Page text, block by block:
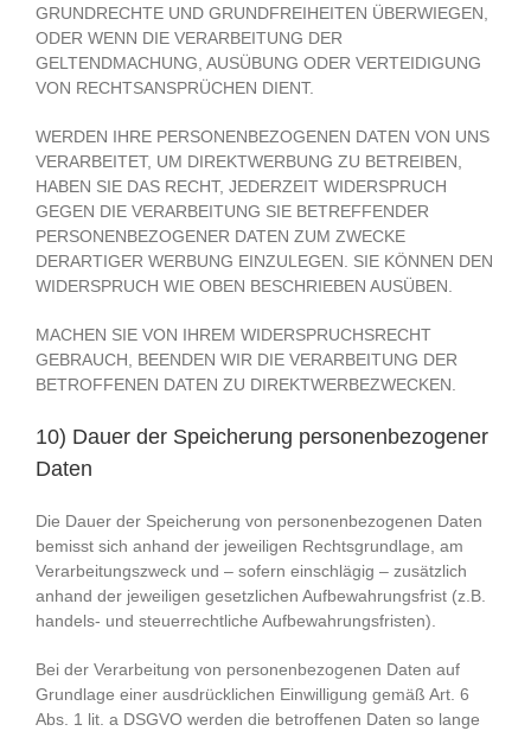
GRUNDRECHTE UND GRUNDFREIHEITEN ÜBERWIEGEN,
ODER WENN DIE VERARBEITUNG DER
GELTENDMACHUNG, AUSÜBUNG ODER VERTEIDIGUNG
VON RECHTSANSPRÜCHEN DIENT.
WERDEN IHRE PERSONENBEZOGENEN DATEN VON UNS
VERARBEITET, UM DIREKTWERBUNG ZU BETREIBEN,
HABEN SIE DAS RECHT, JEDERZEIT WIDERSPRUCH
GEGEN DIE VERARBEITUNG SIE BETREFFENDER
PERSONENBEZOGENER DATEN ZUM ZWECKE
DERARTIGER WERBUNG EINZULEGEN. SIE KÖNNEN DEN
WIDERSPRUCH WIE OBEN BESCHRIEBEN AUSÜBEN.
MACHEN SIE VON IHREM WIDERSPRUCHSRECHT
GEBRAUCH, BEENDEN WIR DIE VERARBEITUNG DER
BETROFFENEN DATEN ZU DIREKTWERBEZWECKEN.
10) Dauer der Speicherung personenbezogener
Daten
Die Dauer der Speicherung von personenbezogenen Daten
bemisst sich anhand der jeweiligen Rechtsgrundlage, am
Verarbeitungszweck und – sofern einschlägig – zusätzlich
anhand der jeweiligen gesetzlichen Aufbewahrungsfrist (z.B.
handels- und steuerrechtliche Aufbewahrungsfristen).
Bei der Verarbeitung von personenbezogenen Daten auf
Grundlage einer ausdrücklichen Einwilligung gemäß Art. 6
Abs. 1 lit. a DSGVO werden die betroffenen Daten so lange